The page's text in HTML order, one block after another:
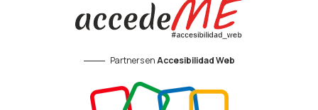
Partners enAccesibilidad Web